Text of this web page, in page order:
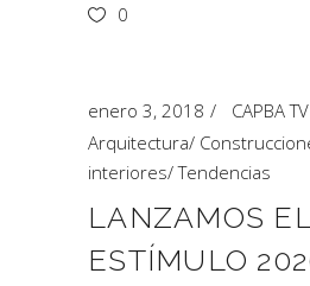
0
enero 3, 2018
CAPBA TV
Arquitectura/
interiores/Tendencias
LANZAMOS
ESTÍMULO